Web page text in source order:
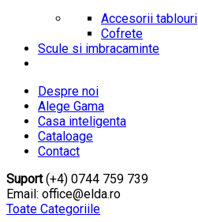
Accesorii tablouri
Cofrete
Scule si imbracaminte
Despre noi
Alege Gama
Casa inteligenta
Cataloage
Contact
Suport(+4) 0744 759 739
Email: office@elda.ro
Toate Categoriile